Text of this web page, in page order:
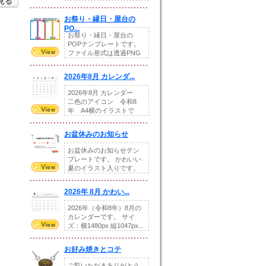
お祭り・縁日・屋台の
PO...
お祭り・縁日・屋台の
POPテンプレートです。
ファイル形式は透過PNG
2026年8月 カレンダ...
2026年8月 カレンダー
二色のアイコン 令和8
年 A4横のイラストで
お盆休みのお知らせ
お盆休みのお知らせテン
プレートです。 かわいい
夏のイラスト入りです。
2026年 8月 かわい...
2026年（令和8年）8月の
カレンダーです。 サイ
ズ：横1480px 縦1047px...
お好み焼きとコテ